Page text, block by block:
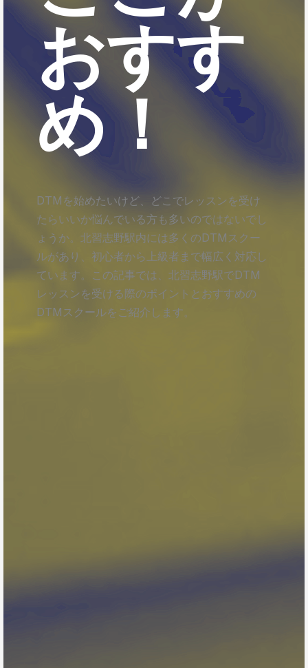
おすす
め！
DTMを始めたいけど、どこでレッスンを受け
たらいいか悩んでいる方も多いのではないでし
ょうか。北習志野駅内には多くのDTMスクー
ルがあり、初心者から上級者まで幅広く対応し
ています。この記事では、北習志野駅でDTM
レッスンを受ける際のポイントとおすすめの
DTMスクールをご紹介します。